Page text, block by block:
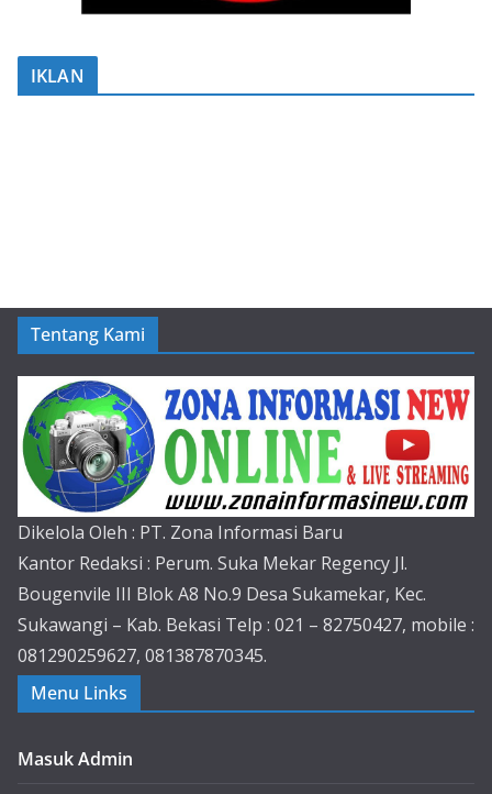
IKLAN
Tentang Kami
Dikelola Oleh : PT. Zona Informasi Baru
Kantor Redaksi : Perum. Suka Mekar Regency Jl.
Bougenvile III Blok A8 No.9 Desa Sukamekar, Kec.
Sukawangi – Kab. Bekasi Telp : 021 – 82750427, mobile :
081290259627, 081387870345.
Menu Links
Masuk Admin